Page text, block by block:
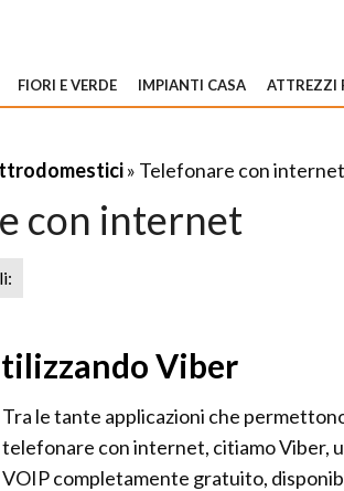
FIORI E VERDE IMPIANTI CASA ATTREZZI
» Telefonare con internet
con internet
Viber
Tra le tante applicazioni che
telefonare con internet, citiamo Viber,
VOIP completamente gratuito,